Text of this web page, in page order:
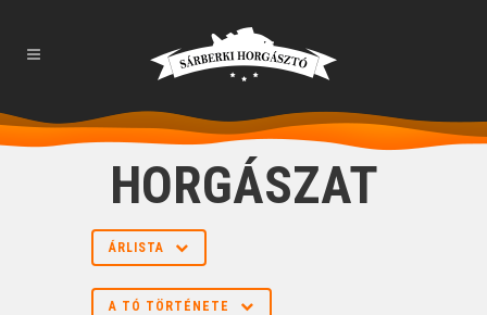
HORGÁSZAT
ÁRLISTA
A TÓ TÖRTÉNETE